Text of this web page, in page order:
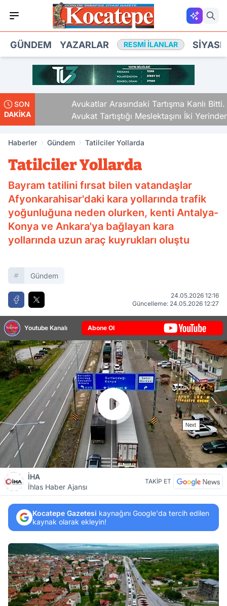
GÜNDEM YAZARLAR RESMI İLANLAR
SON
DAKİKA
Avukatlar Arasındaki Tartışma Kanlı Bitti.
Avukat Tartıştığı Meslektaşını İki Yerinden
Vurdu
Haberler Gündem Tatilciler Yollarda
Tatilciler Yollarda
Bayram tatilini fırsat bilen vatandaşlar
Afyonkarahisar'daki kara yollarında trafik
yoğunluğuna neden olurken, kenti Antalya-
Konya ve Ankara'ya bağlayan kara
yollarında uzun araç kuyrukları oluştu
Gündem
24.05.2026 12:16
Güncelleme: 24.05.2026 12:27
Youtube Kanalı Abone Ol
İHA
İhlas Haber Ajansı
TAKİP ET
Kocatepe Gazetesi kaynağını Google'da tercih edilen
kaynak olarak ekleyin!